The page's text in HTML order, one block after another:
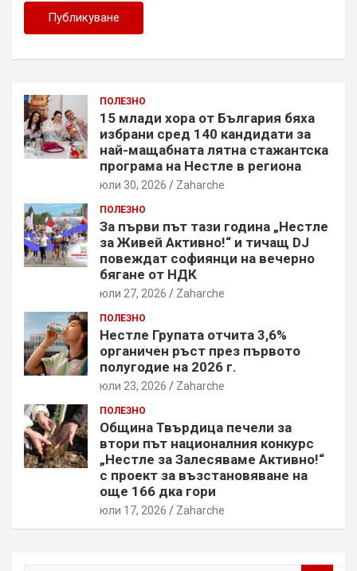
ПОЛЕЗНО
15 млади хора от България бяха
избрани сред 140 кандидати за
най-мащабната лятна стажантска
програма на Нестле в региона
юли 30, 2026 Zaharche
ПОЛЕЗНО
За първи път тази година „Нестле
за Живей Активно!“ и тичащ DJ
повеждат софиянци на вечерно
бягане от НДК
юли 27, 2026 Zaharche
ПОЛЕЗНО
Нестле Групата отчита 3,6%
органичен ръст през първото
полугодие на 2026 г.
юли 23, 2026 Zaharche
ПОЛЕЗНО
Община Твърдица печели за
втори път националния конкурс
„Нестле за Залесяваме Активно!“
с проект за възстановяване на
още 166 дка гори
юли 17, 2026 Zaharche